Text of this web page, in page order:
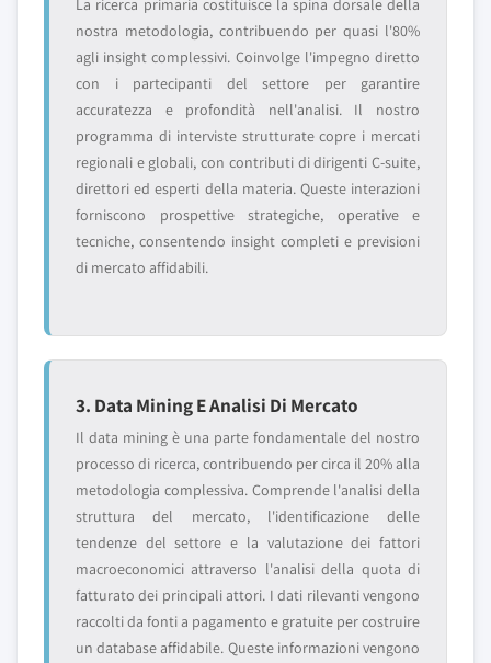
La ricerca primaria costituisce la spina dorsale della
nostra metodologia, contribuendo per quasi l'80%
agli insight complessivi. Coinvolge l'impegno diretto
con i partecipanti del settore per garantire
accuratezza e profondità nell'analisi. Il nostro
programma di interviste strutturate copre i mercati
regionali e globali, con contributi di dirigenti C-suite,
direttori ed esperti della materia. Queste interazioni
forniscono prospettive strategiche, operative e
tecniche, consentendo insight completi e previsioni
di mercato affidabili.
3. Data Mining E Analisi Di Mercato
Il data mining è una parte fondamentale del nostro
processo di ricerca, contribuendo per circa il 20% alla
metodologia complessiva. Comprende l'analisi della
struttura del mercato, l'identificazione delle
tendenze del settore e la valutazione dei fattori
macroeconomici attraverso l'analisi della quota di
fatturato dei principali attori. I dati rilevanti vengono
raccolti da fonti a pagamento e gratuite per costruire
un database affidabile. Queste informazioni vengono